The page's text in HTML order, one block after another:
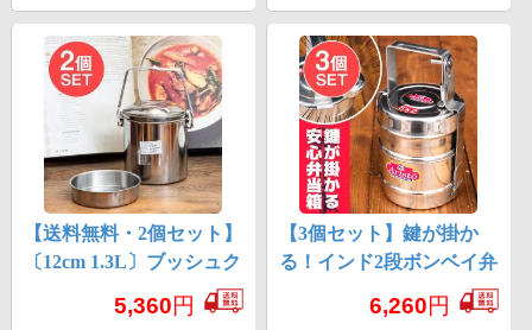
【送料無料・2個セット】
〔12cm 1.3L〕ブッシュク
ラフトの定番 ビリー
缶・ビリーポット リー
5,360円
【3個セット】鍵が掛か
る！インド2段ボンベイ弁
当箱 ダッバーワーラー
仕様【直径:約10cm 高さ:
6,260円